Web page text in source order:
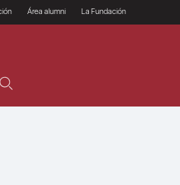
Área alumni La Fundación